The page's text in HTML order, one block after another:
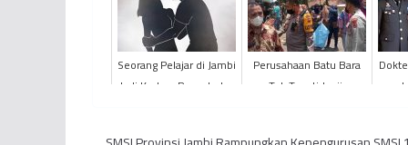
Seorang Pelajar di Jambi
Jadi Korban Pencabulan
Perusahaan Batu Bara
Tak Tepati Janji,